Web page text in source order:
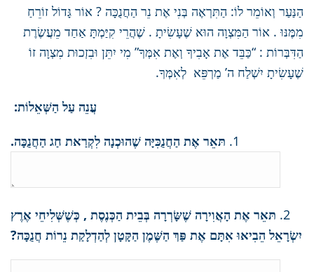
הַנַּעַר וְאוֹמֵר לוֹ: הַתִּרְאֶה בְּנִי אֶת נֵר הַחֲנֻכָּה ? אוֹר גָּדוֹל זוֹרֵחַ
מִמֶּנּוּ . אוֹר הַמִּצְוָה הוּא שֶׁעָשִׂיתָ . שֶׁהֲרֵי קִיַּמְתָּ אַחַד מֵעֲשֶׂרֶת
הַדִּבְּרוֹת : “כַּבֵּד אֶת אָבִיךָ וְאֶת אִמְּךָ” מִי יִתֵּן וּבִזְכוּת מִצְוָה זוֹ
שֶׁעָשִׂיתָ יִשְׁלַח ה’ מַרְפֵּא לְאִמְּךָ.
עֲנֵה עַל הַשְּׁאֵלוֹת:
1. תּאֵר אֶת הַחֲנֻכִּיָּה שֶׁהוּכְנָה לִקְרַאת חַג הַחֲנֻכָּה.
2. תּאֵר אֶת הָאֲוִירָה שֶׁשָּׂרְרָה בְּבֵית הַכְּנֶסֶת , כְּשֶׁשְּׁלִיחֵי אֶרֶץ
יִשְׂרָאֵל הֵבִיאוּ אִתָּם אֶת פַּךְ הַשֶּׁמֶן הַקָּטָן לְהַדְלָקַת נֵרוֹת חֲנֻכָּה?